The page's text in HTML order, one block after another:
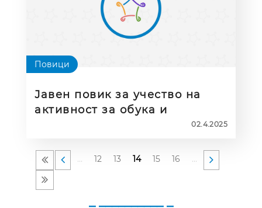
Повици
Јавен повик за учество на
активност за обука и
соработка “Одржливи врски:
полето на стручно
образование во клучната
акција 2
02.4.2025
… 12 13 14 15 16 …
_ __________ _